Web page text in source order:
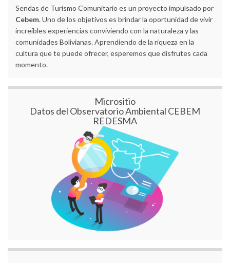
Sendas de Turismo Comunitario es un proyecto impulsado por
Cebem. Uno de los objetivos es brindar la oportunidad de vivir
increíbles experiencias conviviendo con la naturaleza y las
comunidades Bolivianas. Aprendiendo de la riqueza en la
cultura que te puede ofrecer, esperemos que disfrutes cada
momento.
Micrositio
Datos del Observatorio Ambiental CEBEM
REDESMA